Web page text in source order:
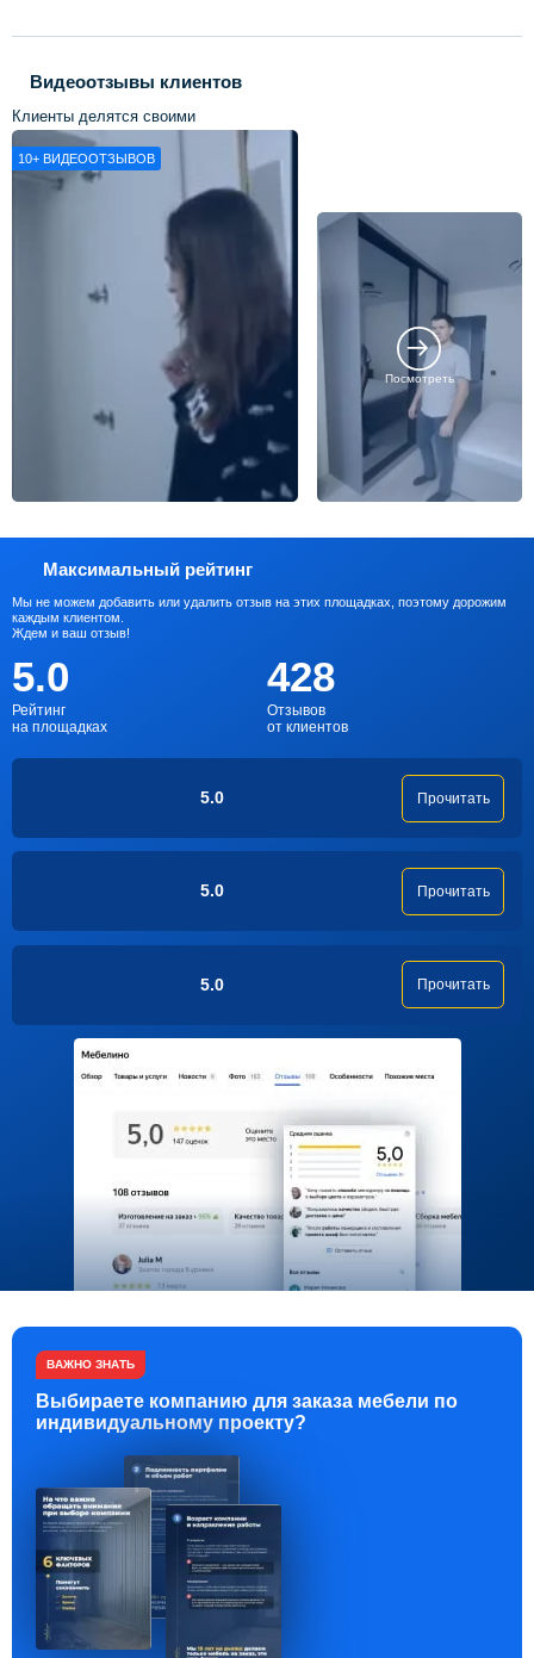
Видеоотзывы клиентов
Клиенты делятся своими
впечатлениями о нашей работе
10+ ВИДЕООТЗЫВОВ
Посмотреть
Максимальный рейтинг
Мы не можем добавить или удалить отзыв на этих площадках, поэтому дорожим
каждым клиентом.
Ждем и ваш отзыв!
5.0
Рейтинг
на площадках
428
Отзывов
от клиентов
5.0 Прочитать
5.0 Прочитать
5.0 Прочитать
ВАЖНО ЗНАТЬ
Выбираете компанию для заказа мебели по
индивидуальному проекту?